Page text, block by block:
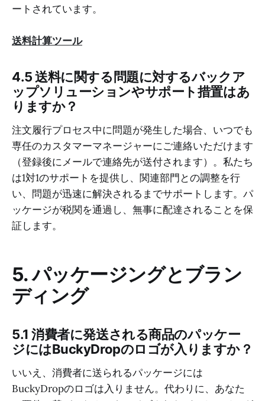
ートされています。
送料計算ツール
4.5 送料に関する問題に対するバックア
ップソリューションやサポート措置はあ
りますか？
注文履行プロセス中に問題が発生した場合、いつでも
専任のカスタマーマネージャーにご連絡いただけます
（登録後にメールで連絡先が送付されます）。私たち
は1対1のサポートを提供し、関連部門との調整を行
い、問題が迅速に解決されるまでサポートします。パ
ッケージが税関を通過し、無事に配達されることを保
証します。
5. パッケージングとブラン
ディング
5.1 消費者に発送される商品のパッケー
ジにはBuckyDropのロゴが入りますか？
いいえ、消費者に送られるパッケージには
BuckyDropのロゴは入りません。代わりに、あなた